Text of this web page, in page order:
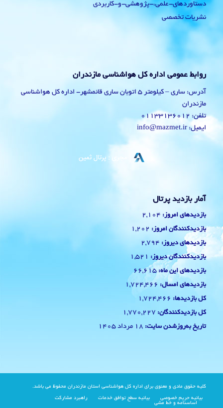
دستاوردهای-علمی،-پژوهشی-و-کاربردی
نشریات تخصصی
روابط عمومی اداره کل هواشناسی مازندران
آدرس: ساری – کیلومتر 5 اتوبان ساری قائمشهر- اداره کل هواشناسی
مازندران
تلفن: 01133136012
ایمیل: info@mazmet.ir
آمار بازدید پرتال
بازدیدهای امروز: 2,104
بازدیدکنندگان امروز: 1,202
بازدیدهای دیروز: 2,794
بازدیدکنندگان دیروز: 1,521
بازدیدهای این ماه: 66,615
بازدیدهای امسال: 1,724,466
کل بازدیدها: 1,724,466
کل بازدیدکنند‌گان: 1,770,227
تاریخ به‌روزشدن سایت: 18 مرداد 1405
کلیه حقوق مادی و معنوی برای اداره کل هواشناسی استان مازندران محفوظ می باشد.
بیانیه حریم خصوصی بیانیه سطح توافق خدمات
راهبرد مشارکت
اساسنامه و خط مشی